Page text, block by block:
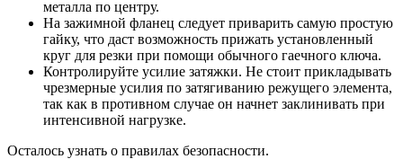
металла по центру.
На зажимной фланец следует приварить самую простую
гайку, что даст возможность прижать установленный
круг для резки при помощи обычного гаечного ключа.
Контролируйте усилие затяжки. Не стоит прикладывать
чрезмерные усилия по затягиванию режущего элемента,
так как в противном случае он начнет заклинивать при
интенсивной нагрузке.
Осталось узнать о правилах безопасности.